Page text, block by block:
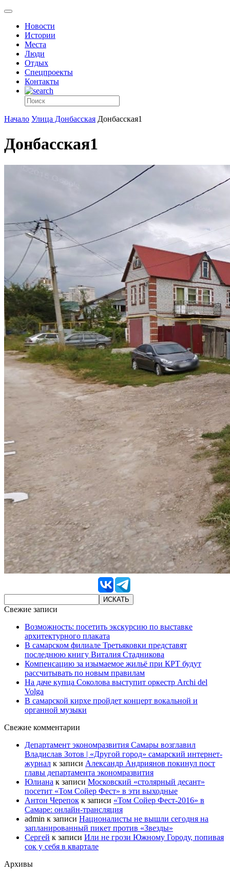
Новости
Истории
Места
Люди
Отдых
Спецпроекты
Контакты
Начало Улица Донбасская Донбасская1
Донбасская1
Свежие записи
Возможность: посетить экскурсию по выставке
архитектурного плаката
В самарском филиале Третьяковки представят
последнюю книгу Виталия Стадникова
Компенсацию за изымаемое жильё при КРТ будут
рассчитывать по новым правилам
На даче купца Соколова выступит оркестр Archi del
Volga
В самарской кирхе пройдет концерт вокальной и
органной музыки
Свежие комментарии
Департамент экономразвития Самары возглавил
Владислав Зотов | «Другой город» самарский интернет-
журнал к записи Александр Андриянов покинул пост
главы департамента экономразвития
Юлиана к записи Московский «столярный десант»
посетит «Том Сойер Фест» в эти выходные
Антон Черепок к записи «Том Сойер Фест-2016» в
Самаре: онлайн-трансляция
admin к записи Националисты не вышли сегодня на
запланированный пикет против «Звезды»
Сергей к записи Или не грози Южному Городу, попивая
сок у себя в квартале
Архивы